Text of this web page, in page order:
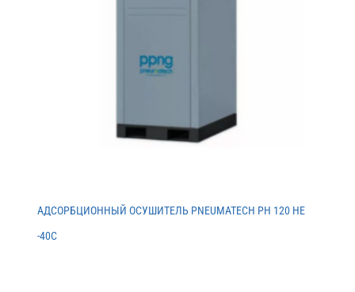
АДСОРБЦИОННЫЙ ОСУШИТЕЛЬ PNEUMATECH PH 120 HE
-40C